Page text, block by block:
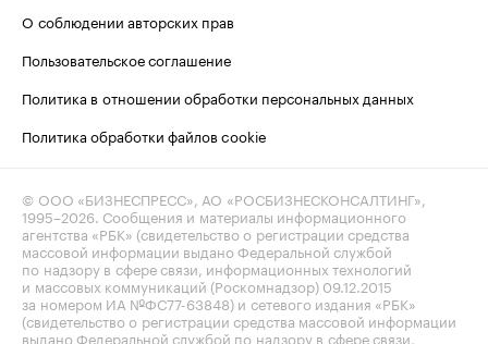
О соблюдении авторских прав
Пользовательское соглашение
Политика в отношении обработки персональных данных
Политика обработки файлов cookie
© ООО «БИЗНЕСПРЕСС», АО «РОСБИЗНЕСКОНСАЛТИНГ»,
1995–2026 . Сообщения и материалы информационного
агентства «РБК» (свидетельство о регистрации средства
массовой информации выдано Федеральной службой
по надзору в сфере связи, информационных технологий
и массовых коммуникаций (Роскомнадзор) 09.12.2015
за номером ИА №ФС77-63848) и сетевого издания «РБК»
(свидетельство о регистрации средства массовой информации
выдано Федеральной службой по надзору в сфере связи,